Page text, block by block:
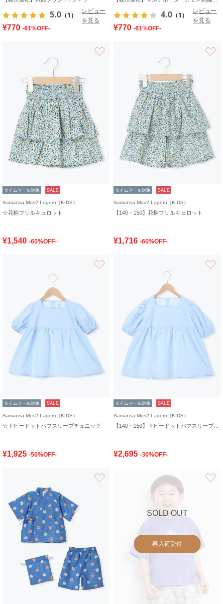
5.0 （1）
レビュー
を見る
¥770 -61%OFF-
4.0 （1）
レビュー
を見る
¥770 -61%OFF-
タイムセール対象 SALE
Samansa Mos2 Lagom（KIDS）
☆花柄フリルキュロット
¥1,540 -60%OFF-
タイムセール対象 SALE
Samansa Mos2 Lagom（KIDS）
【140・150】花柄フリルキュロット
¥1,716 -60%OFF-
タイムセール対象 SALE
Samansa Mos2 Lagom（KIDS）
☆ドビードットパフスリーブチュニック
¥1,925 -50%OFF-
タイムセール対象 SALE
Samansa Mos2 Lagom（KIDS）
¥2,695 -30%OFF-
SOLD OUT
再入荷受付